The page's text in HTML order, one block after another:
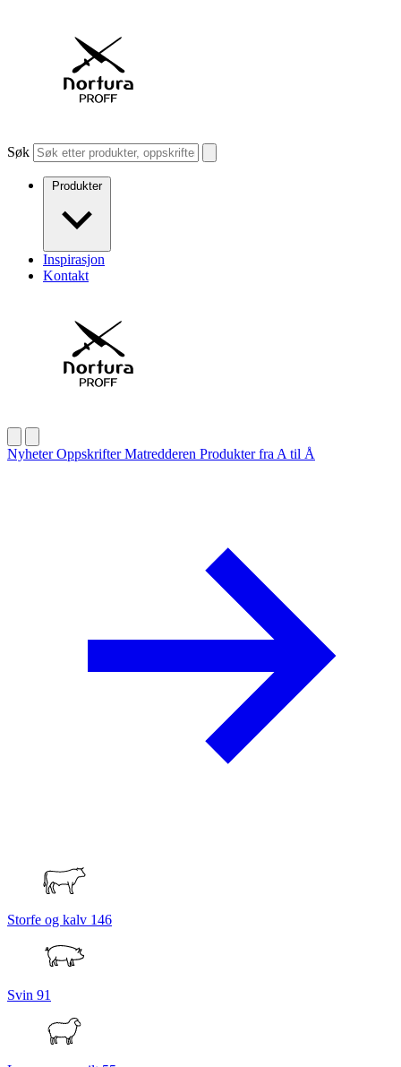
Søk
Produkter
Inspirasjon
Kontakt
NyheterOppskrifterMatredderen Produkter fra A til Å
Storfe og kalv 146
Svin 91